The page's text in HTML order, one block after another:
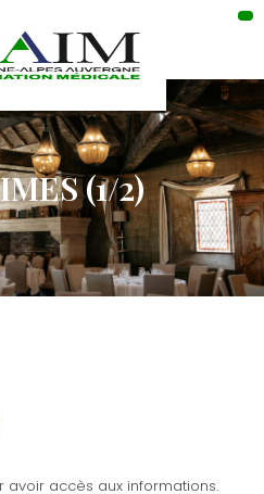
(1/2)
avoir accès aux informations.